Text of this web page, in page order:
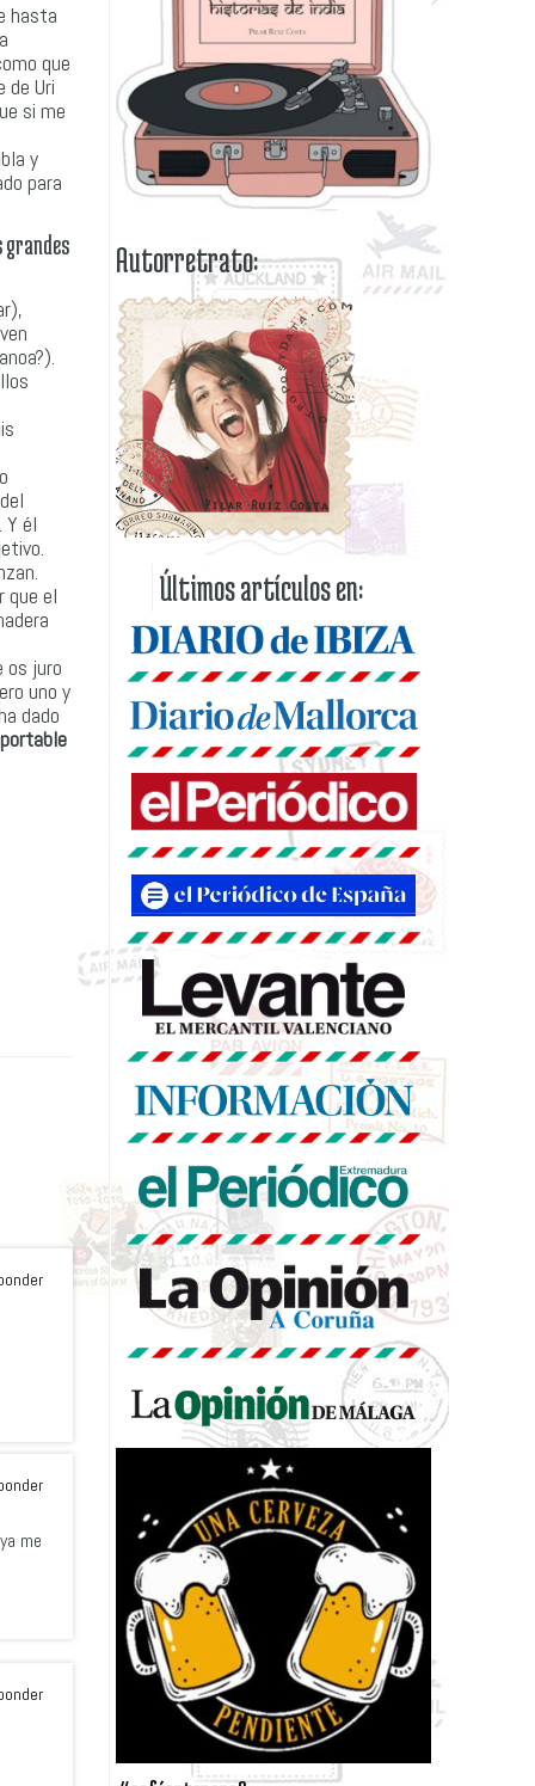
hasta
que
de Uri
si me
y
para
grandes
Y él
que el
os juro
uno y
dado
me
Autorretrato:
Últimos artículos en: